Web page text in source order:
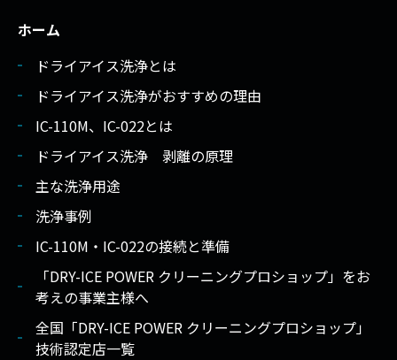
ホーム
ドライアイス洗浄とは
ドライアイス洗浄がおすすめの理由
IC-110M、IC-022とは
ドライアイス洗浄 剥離の原理
主な洗浄用途
洗浄事例
IC-110M・IC-022の接続と準備
「DRY-ICE POWER クリーニングプロショップ」をお
考えの事業主様へ
全国「DRY-ICE POWER クリーニングプロショップ」
技術認定店一覧